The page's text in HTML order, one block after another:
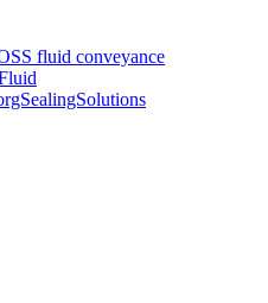
fluid conveyance